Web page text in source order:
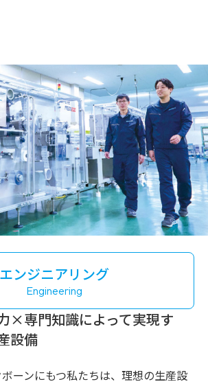
エンジニアリング
Engineering
×専門知識によって実現す
設備
ーンにもつ私たちは、理想の生産設